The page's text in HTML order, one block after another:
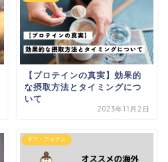
【プロテインの真実】効果的
な摂取方法とタイミングにつ
いて
2023年11月2日
ギア・アイテム